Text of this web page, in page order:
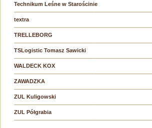
Technikum Leśne w Starościnie
textra
TRELLEBORG
TSLogistic Tomasz Sawicki
WALDECK KOX
ZAWADZKA
ZUL Kuligowski
ZUL Półgrabia